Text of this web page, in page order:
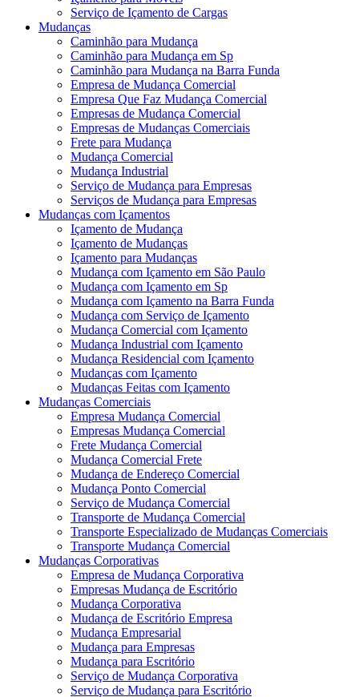
Serviço de Içamento de Cargas
Mudanças
Caminhão para Mudança
Caminhão para Mudança em Sp
Caminhão para Mudança na Barra Funda
Empresa de Mudança Comercial
Empresa Que Faz Mudança Comercial
Empresas de Mudança Comercial
Empresas de Mudanças Comerciais
Frete para Mudança
Mudança Comercial
Mudança Industrial
Serviço de Mudança para Empresas
Serviços de Mudança para Empresas
Mudanças com Içamentos
Içamento de Mudança
Içamento de Mudanças
Içamento para Mudanças
Mudança com Içamento em São Paulo
Mudança com Içamento em Sp
Mudança com Içamento na Barra Funda
Mudança com Serviço de Içamento
Mudança Comercial com Içamento
Mudança Industrial com Içamento
Mudança Residencial com Içamento
Mudanças com Içamento
Mudanças Feitas com Içamento
Mudanças Comerciais
Empresa Mudança Comercial
Empresas Mudança Comercial
Frete Mudança Comercial
Mudança Comercial Frete
Mudança de Endereço Comercial
Mudança Ponto Comercial
Serviço de Mudança Comercial
Transporte de Mudança Comercial
Transporte Especializado de Mudanças Comerciais
Transporte Mudança Comercial
Mudanças Corporativas
Empresa de Mudança Corporativa
Empresas Mudança de Escritório
Mudança Corporativa
Mudança de Escritório Empresa
Mudança Empresarial
Mudança para Empresas
Mudança para Escritório
Serviço de Mudança Corporativa
Serviço de Mudança para Escritório